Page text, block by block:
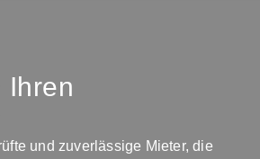
Ihren
und zuverlässige Mieter, die